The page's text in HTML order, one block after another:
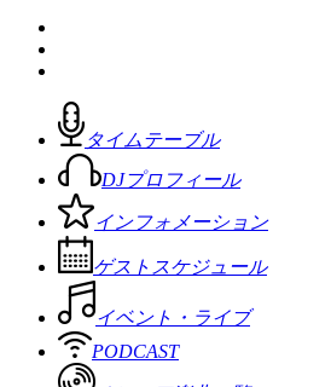
タイムテーブル
DJプロフィール
インフォメーション
ゲストスケジュール
イベント・ライブ
PODCAST